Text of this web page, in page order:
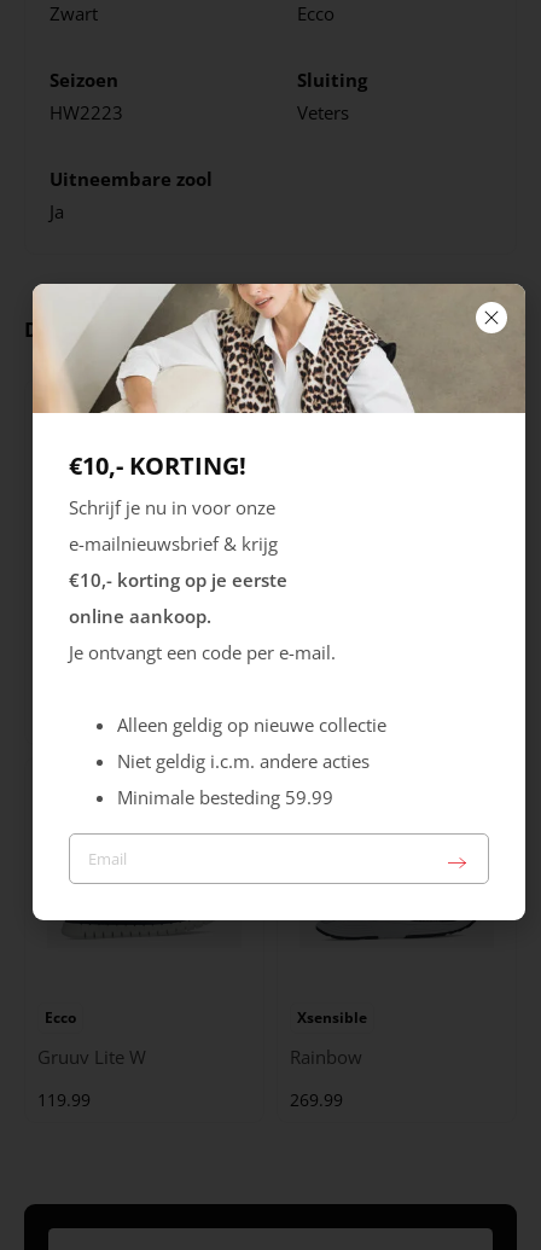
Zwart
Ecco
Seizoen
HW2223
Sluiting
Veters
Uitneembare zool
Ja
Deze producten ga je leuk vinden
89.99
Ecco
Gruuv Lite W
119.99
Xsensible
Rainbow
269.99
€10,- KORTING!
Schrijf je nu in voor onze
e-mailnieuwsbrief & krijg
€10,- korting op je eerste
online aankoop.
Je ontvangt een code per e-mail.
Alleen geldig op nieuwe collectie
Niet geldig i.c.m. andere acties
Minimale besteding 59.99